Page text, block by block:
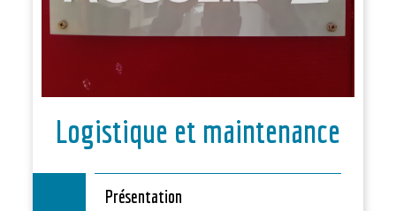
Logistique et maintenance
Présentation